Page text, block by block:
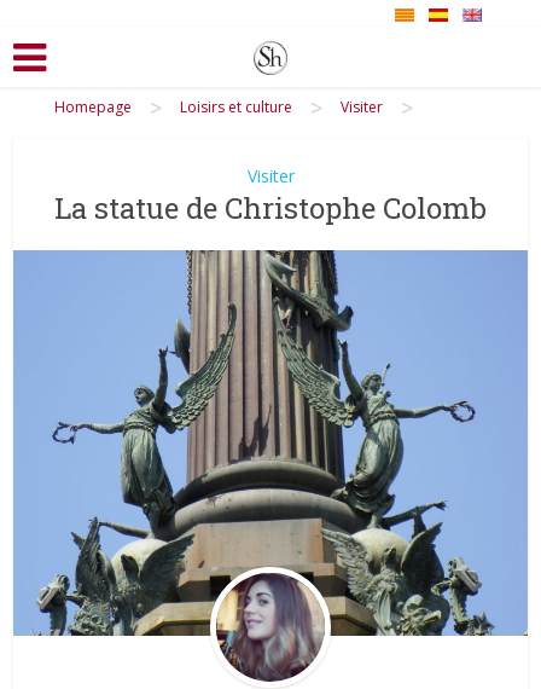
Homepage > Loisirs et culture > Visiter >
Visiter
La statue de Christophe Colomb